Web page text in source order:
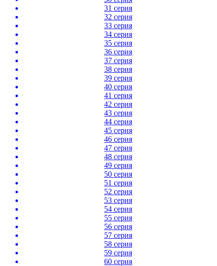
31 серия
32 серия
33 серия
34 серия
35 серия
36 серия
37 серия
38 серия
39 серия
40 серия
41 серия
42 серия
43 серия
44 серия
45 серия
46 серия
47 серия
48 серия
49 серия
50 серия
51 серия
52 серия
53 серия
54 серия
55 серия
56 серия
57 серия
58 серия
59 серия
60 серия